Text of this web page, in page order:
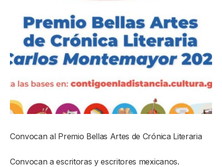
Convocan al Premio Bellas Artes de Crónica Literaria
Convocan a escritoras y escritores mexicanos.